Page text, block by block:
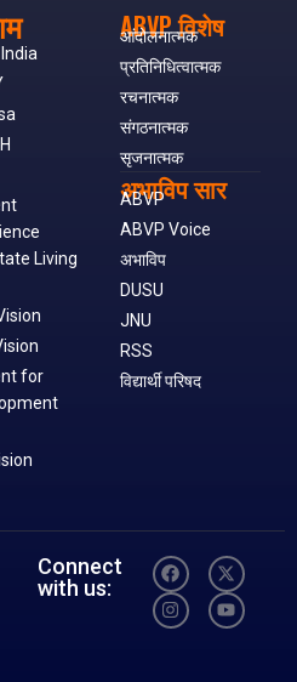
Living
for
ABVP विशेष
आंदोलनात्मक
प्रतिनिधित्वात्मक
रचनात्मक
संगठनात्मक
सृजनात्मक
अभाविप सार
ABVP
ABVP Voice
अभाविप
DUSU
JNU
RSS
विद्यार्थी परिषद
Connect
with us: